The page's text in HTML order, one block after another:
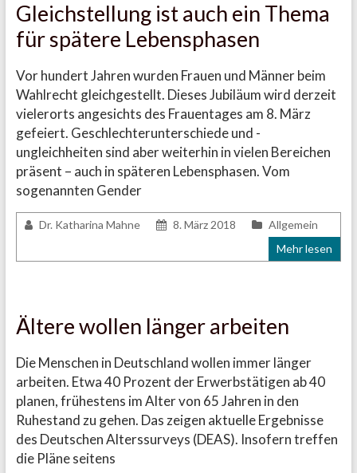
Gleichstellung ist auch ein Thema
für spätere Lebensphasen
Vor hundert Jahren wurden Frauen und Männer beim
Wahlrecht gleichgestellt. Dieses Jubiläum wird derzeit
vielerorts angesichts des Frauentages am 8. März
gefeiert. Geschlechterunterschiede und -
ungleichheiten sind aber weiterhin in vielen Bereichen
präsent – auch in späteren Lebensphasen. Vom
sogenannten Gender
Dr. Katharina Mahne 8. März 2018
Allgemein
Mehr lesen
Ältere wollen länger arbeiten
Die Menschen in Deutschland wollen immer länger
arbeiten. Etwa 40 Prozent der Erwerbstätigen ab 40
planen, frühestens im Alter von 65 Jahren in den
Ruhestand zu gehen. Das zeigen aktuelle Ergebnisse
des Deutschen Alterssurveys (DEAS). Insofern treffen
die Pläne seitens